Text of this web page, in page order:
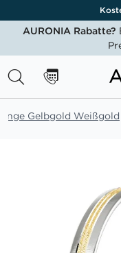
AURONIA Rabatte?
Gelbgold Weißgold